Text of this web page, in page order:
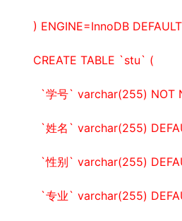
) ENGINE=InnoDB
CREATE TABLE `stu` (
`学号` varchar(255) NOT
`姓名` varchar(255)
`性别` varchar(255)
`专业` varchar(255)